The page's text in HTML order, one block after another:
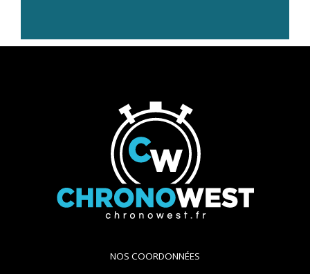
NOS COORDONNÉES